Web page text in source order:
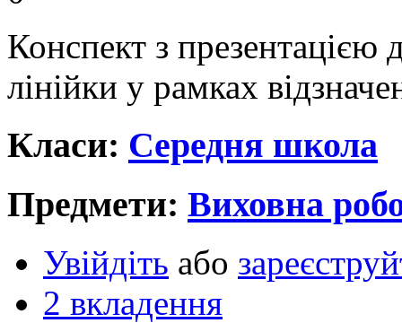
Конспект з презентацією
лінійки у рамках
Класи: Середня школа
Предмети: Виховна
Увійдіть або
2 вкладення